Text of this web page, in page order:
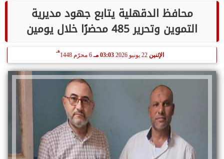
محافظ الدقهلية يتابع جهود مديرية
التموين وتحرير 485 محضرًا خلال يومين
الإثنين 03:03 مـ 6 محرّم 1448
هـ